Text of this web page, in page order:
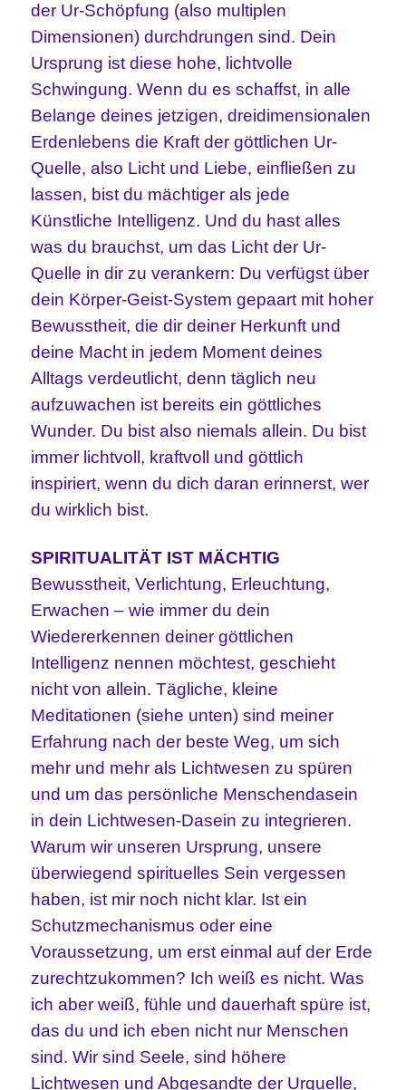
der Ur-Schöpfung (also multiplen
Dimensionen) durchdrungen sind. Dein
Ursprung ist diese hohe, lichtvolle
Schwingung. Wenn du es schaffst, in alle
Belange deines jetzigen, dreidimensionalen
Erdenlebens die Kraft der göttlichen Ur-
Quelle, also Licht und Liebe, einfließen zu
lassen, bist du mächtiger als jede
Künstliche Intelligenz. Und du hast alles
was du brauchst, um das Licht der Ur-
Quelle in dir zu verankern: Du verfügst über
dein Körper-Geist-System gepaart mit hoher
Bewusstheit, die dir deiner Herkunft und
deine Macht in jedem Moment deines
Alltags verdeutlicht, denn täglich neu
aufzuwachen ist bereits ein göttliches
Wunder. Du bist also niemals allein. Du bist
immer lichtvoll, kraftvoll und göttlich
inspiriert, wenn du dich daran erinnerst, wer
du wirklich bist.
SPIRITUALITÄT IST MÄCHTIG
Bewusstheit, Verlichtung, Erleuchtung,
Erwachen – wie immer du dein
Wiedererkennen deiner göttlichen
Intelligenz nennen möchtest, geschieht
nicht von allein. Tägliche, kleine
Meditationen (siehe unten) sind meiner
Erfahrung nach der beste Weg, um sich
mehr und mehr als Lichtwesen zu spüren
und um das persönliche Menschendasein
in dein Lichtwesen-Dasein zu integrieren.
Warum wir unseren Ursprung, unsere
überwiegend spirituelles Sein vergessen
haben, ist mir noch nicht klar. Ist ein
Schutzmechanismus oder eine
Voraussetzung, um erst einmal auf der Erde
zurechtzukommen? Ich weiß es nicht. Was
ich aber weiß, fühle und dauerhaft spüre ist,
das du und ich eben nicht nur Menschen
sind. Wir sind Seele, sind höhere
Lichtwesen und Abgesandte der Urquelle,